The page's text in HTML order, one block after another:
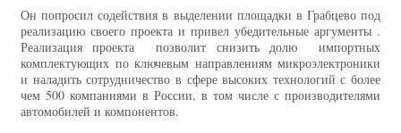
Он попросил содействия в выделении площадки в Грабцево под
реализацию своего проекта и привел убедительные аргументы .
Реализация проекта позволит снизить долю импортных
комплектующих по ключевым направлениям микроэлектроники
и наладить сотрудничество в сфере высоких технологий с более
чем 500 компаниями в России, в том числе с производителями
автомобилей и компонентов.